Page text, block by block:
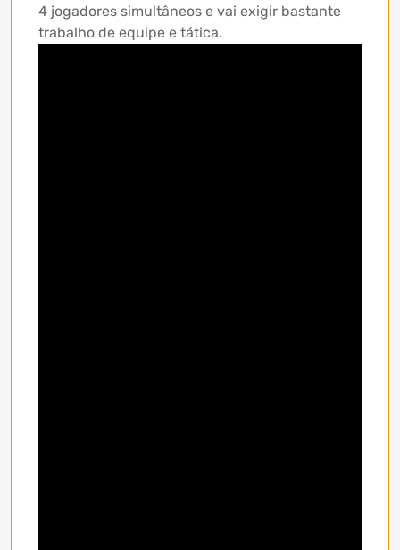
4 jogadores simultâneos e vai exigir bastante
trabalho de equipe e tática.